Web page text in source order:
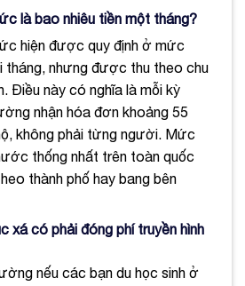
là bao nhiêu tiền một tháng?
hiện được quy định ở mức
tháng, nhưng được thu theo chu
Điều này có nghĩa là mỗi kỳ
nhận hóa đơn khoảng 55
không phải từng người. Mức
thống nhất trên toàn quốc
thành phố hay bang bên
xá có phải đóng phí truyền hình
nếu các bạn du học sinh ở